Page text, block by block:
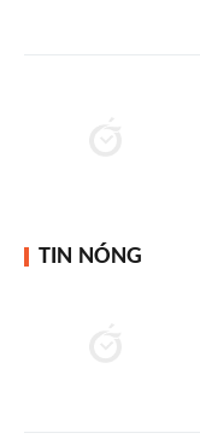
TIN NÓNG